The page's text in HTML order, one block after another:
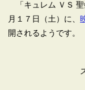
「キュレム ＶＳ 聖
月１７日（土）に、
開されるようです。